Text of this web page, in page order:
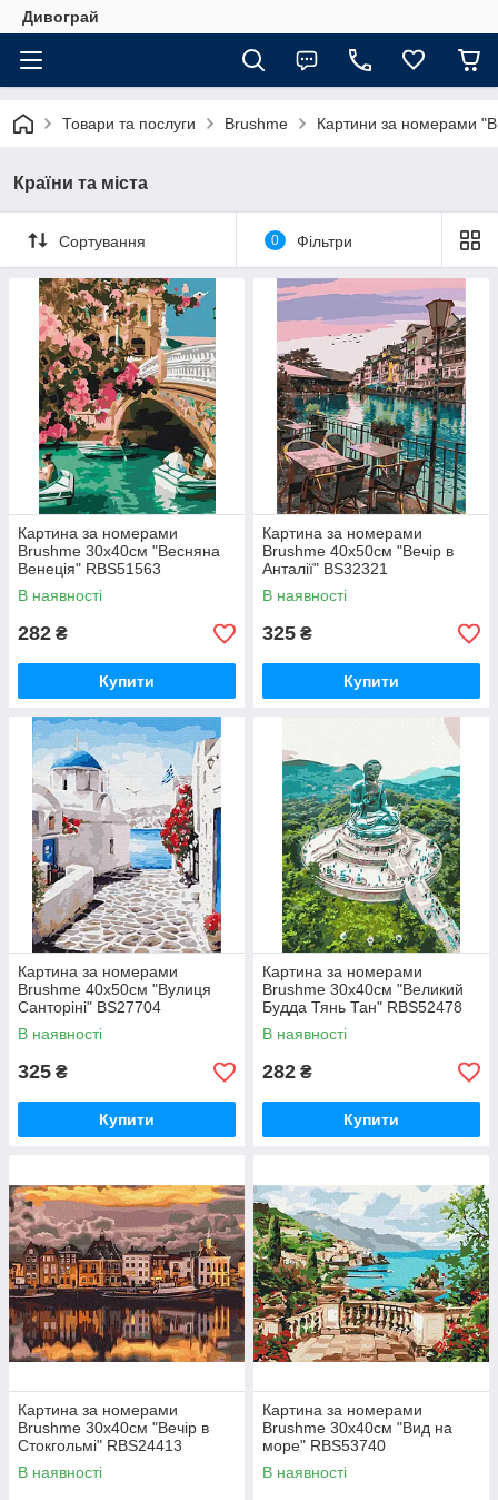
Дивограй
Товари та послуги Brushme Картини за номерами
Країни та міста
Сортування 0 Фільтри
Картина за номерами
Brushme 30x40см "Весняна
Венеція" RBS51563
В наявності
282 ₴
Купити
Картина за номерами
Brushme 40x50см "Вечір в
Анталії" BS32321
В наявності
325 ₴
Купити
Картина за номерами
Brushme 40x50см "Вулиця
Санторіні" BS27704
В наявності
325 ₴
Купити
Картина за номерами
Brushme 30x40см "Великий
Будда Тянь Тан" RBS52478
В наявності
282 ₴
Купити
Картина за номерами
Brushme 30x40см "Вечір в
Стокгольмі" RBS24413
В наявності
Картина за номерами
Brushme 30x40см "Вид на
море" RBS53740
В наявності